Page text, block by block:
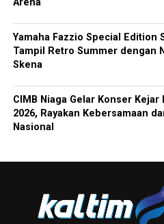
Arena
Yamaha Fazzio Special Edition
Tampil Retro Summer dengan
Skena
CIMB Niaga Gelar Konser
2026, Rayakan Kebersamaan
Nasional